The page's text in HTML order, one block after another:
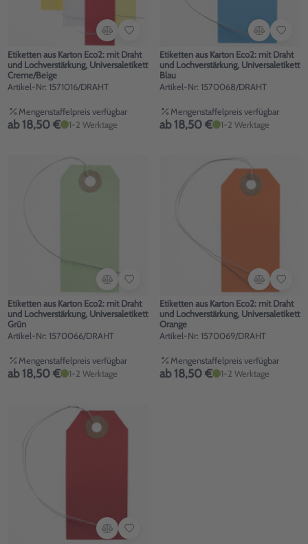
Etiketten aus Karton Eco2: mit Draht
und Lochverstärkung, Universaletikett
Creme/Beige
Artikel-Nr: 1571016/DRAHT
Mengenstaffelpreis verfügbar
ab 18,50 € 1-2 Werktage
Etiketten aus Karton Eco2: mit Draht
und Lochverstärkung, Universaletikett
Blau
Artikel-Nr: 1570068/DRAHT
Mengenstaffelpreis verfügbar
ab 18,50 € 1-2 Werktage
Etiketten aus Karton Eco2: mit Draht
und Lochverstärkung, Universaletikett
Grün
Artikel-Nr: 1570066/DRAHT
Mengenstaffelpreis verfügbar
ab 18,50 € 1-2 Werktage
Etiketten aus Karton Eco2: mit Draht
und Lochverstärkung, Universaletikett
Orange
Artikel-Nr: 1570069/DRAHT
Mengenstaffelpreis verfügbar
ab 18,50 € 1-2 Werktage